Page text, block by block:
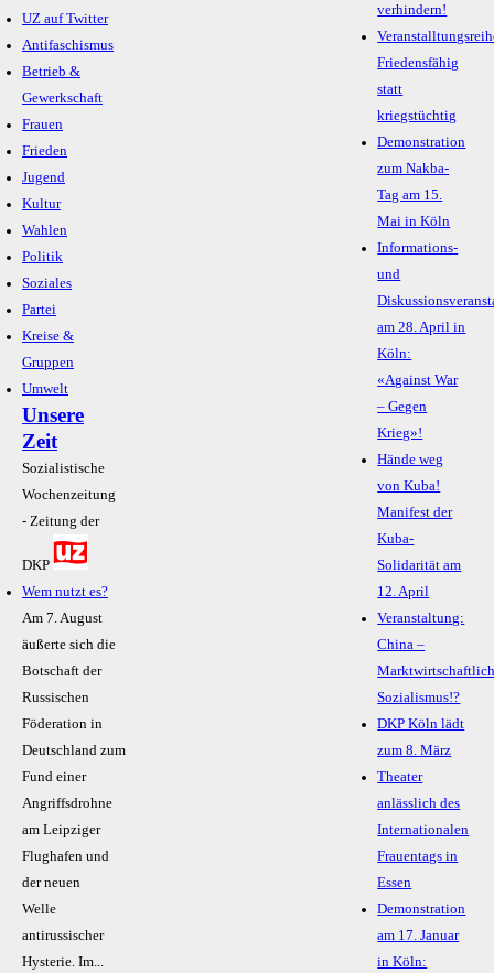
UZ auf Twitter
Antifaschismus
Betrieb &
Gewerkschaft
Frauen
Frieden
Jugend
Kultur
Wahlen
Politik
Soziales
Partei
Kreise &
Gruppen
Umwelt
Unsere
Zeit
Sozialistische
Wochenzeitung
- Zeitung der
DKP
Wem nutzt es?
Am 7. August
äußerte sich die
Botschaft der
Russischen
Föderation in
Deutschland zum
Fund einer
Angriffsdrohne
am Leipziger
Flughafen und
der neuen
Welle
antirussischer
Hysterie. Im...
verhindern!
Friedensfähig
statt
kriegstüchtig
Demonstration
zum Nakba-
Tag am 15.
Mai in Köln
Informations-
und
am 28. April in
Köln:
«Against War
– Gegen
Krieg»!
Hände weg
von Kuba!
Manifest der
Kuba-
Solidarität am
12. April
Veranstaltung:
China –
Sozialismus!?
DKP Köln lädt
zum 8. März
Theater
anlässlich des
Internationalen
Frauentags in
Essen
Demonstration
am 17. Januar
in Köln: